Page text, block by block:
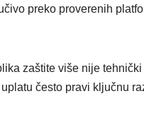
preko proverenih
zaštite više nije
često pravi ključnu